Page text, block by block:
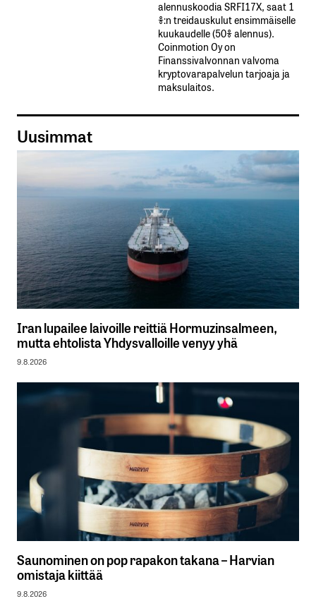
alennuskoodia​ ​SRFI17X,​ ​saat​ ​1
%:n treidauskulut​ ​ensimmäiselle​ ​
kuukaudelle​ ​(50%​ ​alennus).
Coinmotion Oy on
Finanssivalvonnan valvoma
kryptovarapalvelun tarjoaja ja
maksulaitos.
Uusimmat
Iran lupailee laivoille reittiä Hormuzinsalmeen,
mutta ehtolista Yhdysvalloille venyy yhä
9.8.2026
Saunominen on pop rapakon takana – Harvian
omistaja kiittää
9.8.2026